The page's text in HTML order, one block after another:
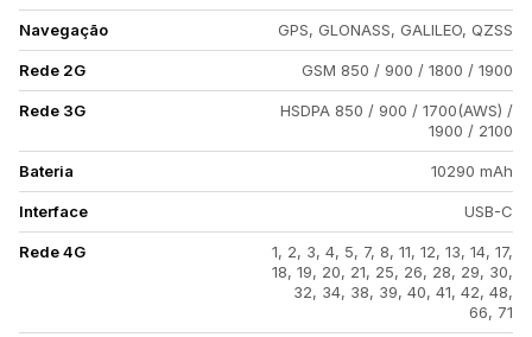
Navegação GPS, GLONASS, GALILEO, QZSS
Rede 2G GSM 850 / 900 / 1800 / 1900
Rede 3G
HSDPA 850 / 900 / 1700(AWS) /
1900 / 2100
Bateria 10290 mAh
Interface USB-C
Rede 4G
1, 2, 3, 4, 5, 7, 8, 11, 12, 13, 14, 17,
18, 19, 20, 21, 25, 26, 28, 29, 30,
32, 34, 38, 39, 40, 41, 42, 48,
66, 71